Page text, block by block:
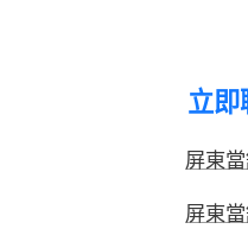
立即
屏東
屏東